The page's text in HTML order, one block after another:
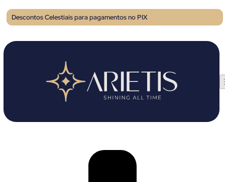
Descontos Celestiais para pagamentos no PIX